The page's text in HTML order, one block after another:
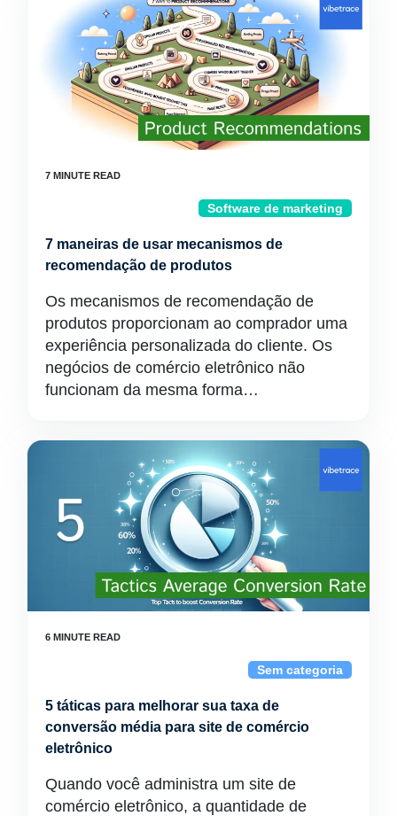
Software de marketing
7 maneiras de usar mecanismos de
recomendação de produtos
Os mecanismos de recomendação de
produtos proporcionam ao comprador uma
experiência personalizada do cliente. Os
negócios de comércio eletrônico não
funcionam da mesma forma…
Sem categoria
5 táticas para melhorar sua taxa de
conversão média para site de comércio
eletrônico
Quando você administra um site de
comércio eletrônico, a quantidade de